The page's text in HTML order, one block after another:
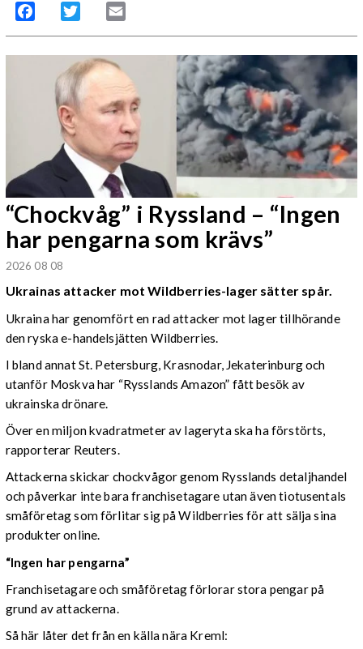
Facebook Twitter
“Chockvåg” i Ryssland – “Ingen
har pengarna som krävs”
2026 08 08
Ukrainas attacker mot Wildberries-lager sätter spår.
Ukraina har genomfört en rad attacker mot lager tillhörande
den ryska e-handelsjätten Wildberries.
I bland annat St. Petersburg, Krasnodar, Jekaterinburg och
utanför Moskva har “Rysslands Amazon” fått besök av
ukrainska drönare.
Över en miljon kvadratmeter av lageryta ska ha förstörts,
rapporterar Reuters.
Attackerna skickar chockvågor genom Rysslands detaljhandel
och påverkar inte bara franchisetagare utan även tiotusentals
småföretag som förlitar sig på Wildberries för att sälja sina
produkter online.
“Ingen har pengarna”
Franchisetagare och småföretag förlorar stora pengar på
grund av attackerna.
Så här låter det från en källa nära Kreml: